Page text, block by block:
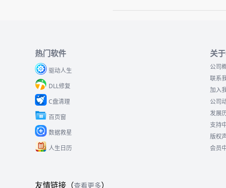
热门软件
驱动人生
DLL修复
C盘清理
百页窗
数据救星
人生日历
关
公司
联系
加入
公司
发展
支持
版权
会员
友情链接（查看更多）